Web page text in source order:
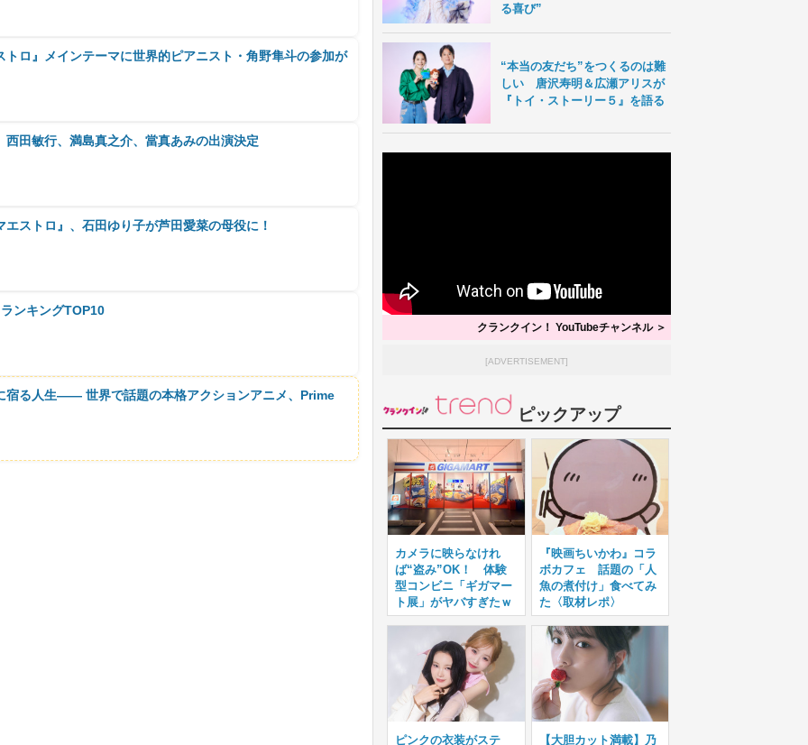
トロ』メインテーマに世界的ピアニスト・角野隼斗の参加が
西田敏行、満島真之介、當真あみの出演決定
ストロ』、石田ゆり子が芦田愛菜の母役に！
ンキングTOP10
宿る人生―― 世界で話題の本格アクションアニメ、Prime
る喜び”
“本当の友だち”をつくるのは難
しい 唐沢寿明＆広瀬アリスが
『トイ・ストーリー５』を語る
クランクイン！ YouTubeチャンネル ＞
[ADVERTISEMENT]
ピックアップ
カメラに映らなけれ
ば“盗み”OK！ 体験
型コンビニ「ギガマー
ト展」がヤバすぎたｗ
『映画ちいかわ』コラ
ボカフェ 話題の「人
魚の煮付け」食べてみ
た〈取材レポ〉
ピンクの衣装がステ 【大胆カット満載】乃